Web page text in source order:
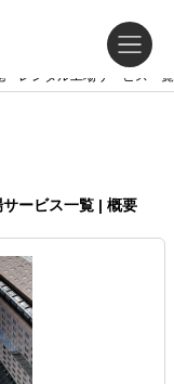
・レンタル工場サービス一覧
ービス一覧 | 概要